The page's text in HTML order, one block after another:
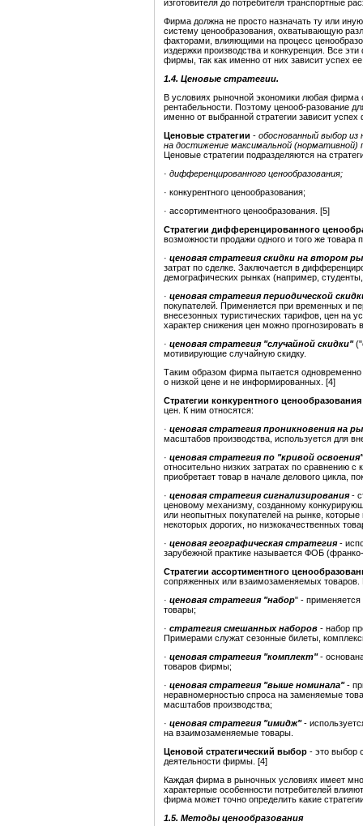
изготовителя до потребителя транспортные
Фирма должна не просто назначать ту или
систему ценообразования, охватывающую
факторами, влияющими на процесс
издержки производства и конкуренция. Все
фирмы, так как именно от них зависит успех
1.4. Ценовые стратегии.
В условиях рыночной экономики любая фирма
рентабельности. Поэтому ценооб-разование
именно от выбранной стратегии зависит
Ценовые стратегии - обоснованный выбор из
на достижение максимальной (нормативной)
Ценовые стратегии подразделяются на
· дифференцированного ценообразования;
· конкурентного ценообразования;
· ассортиментного ценообразования. [5]
Стратегии дифференцированного
возможности продажи одного и того же
· ценовая стратегия скидки на втором
затрат по сделке. Заключается в
демографических рынках (например,
· ценовая стратегия периодической
покупателей. Применяется при временных и
внесезонных туристических тарифов, цен на
характер снижения цен можно прогнозировать
· ценовая стратегия "случайной скидки"
мотивирующие случайную скидку.
Таким образом фирма пытается
о низкой цене и не информированных. [4]
Стратегии конкурентного ценообразования
цен. К ним относятся:
· ценовая стратегия проникновения на
масштабов производства, используется для
· ценовая стратегия по "кривой освоения"
относительно низких затратах по сравнению с
приобретает товар в начале делового цикла,
· ценовая стратегия сигнализирования-
ценовому механизму, созданному
или неопытных покупателей на рынке,
некоторых дорогих, но низкокачественных
· ценовая географическая стратегия-
зарубежной практике называется ФОБ
Стратегии ассортиментного
сопряженных или взаимозаменяемых товаров.
· ценовая стратегия "набор" -
товары;
· стратегия смешанных наборов - набор
Примерами служат сезонные билеты,
· ценовая стратегия "комплект"-
товаров фирмы;
· ценовая стратегия "выше номинала"-
неравномерностью спроса на заменяемые
масштабов производства;
· ценовая стратегия "имидж"-
на взаимозаменяемые товары.
Ценовой стратегический выбор - это выбор
деятельности фирмы. [4]
Каждая фирма в рыночных условиях имеет
характерные особенности потребителей
фирма может точно определить какие
1.5. Методы ценообразования